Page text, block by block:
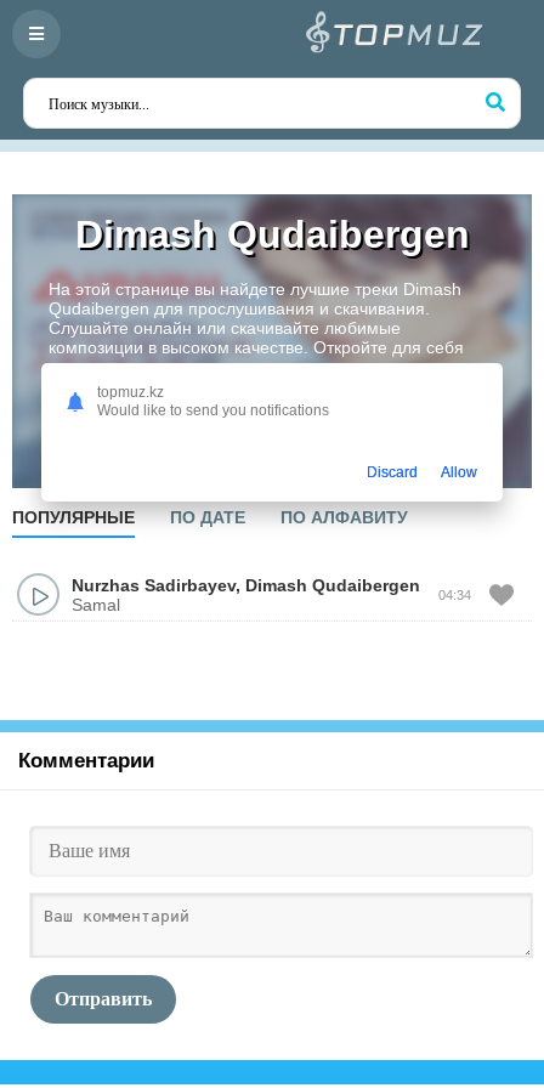
Dimash Qudaibergen
На этой странице вы найдете лучшие треки Dimash
Qudaibergen для прослушивания и скачивания.
Слушайте онлайн или скачивайте любимые
композиции в высоком качестве. Откройте для себя
творчество одного из самых перспективных артистов
Казахстана!
ПОПУЛЯРНЫЕ ПО ДАТЕ ПО АЛФАВИТУ
Nurzhas Sadirbayev, Dimash Qudaibergen
Samal
04:34
Комментарии
Отправить
topmuz.kz
Would like to send you notifications
Discard Allow